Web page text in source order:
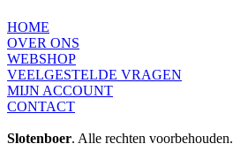
HOME
OVER ONS
WEBSHOP
VEELGESTELDE VRAGEN
MIJN ACCOUNT
CONTACT
Slotenboer. Alle rechten voorbehouden.